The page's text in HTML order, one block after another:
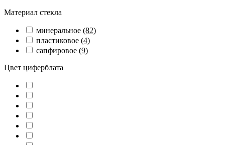
Материал стекла
минеральное (82)
пластиковое (4)
сапфировое (9)
Цвет циферблата